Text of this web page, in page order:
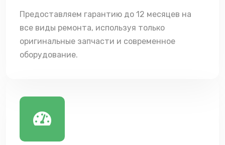
Предоставляем гарантию до 12 месяцев на
все виды ремонта, используя только
оригинальные запчасти и современное
оборудование.